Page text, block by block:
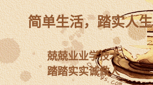
简单生活，踏实人生
兢兢业业学技术
踏踏实实诚做人